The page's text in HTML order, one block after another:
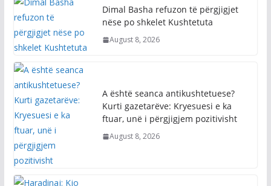
Dimal Basha refuzon të përgjigjet
nëse po shkelet Kushtetuta
August 8, 2026
A është seanca antikushtetuese?
Kurti gazetarëve: Kryesuesi e ka
ftuar, unë i përgjigjem pozitivisht
August 8, 2026